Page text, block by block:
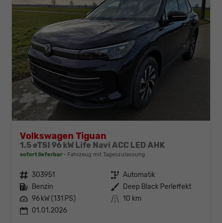
Volkswagen Tiguan
1.5 eTSI 96 kW Life Navi ACC LED AHK
sofort lieferbar Fahrzeug mit Tageszulassung
Fahrzeugnr. 303951 Getriebe Automatik
Kraftstoff Benzin Außenfarbe Deep Black Perleffekt
Leistung 96 kW (131 PS) Kilometerstand 10 km
01.01.2026